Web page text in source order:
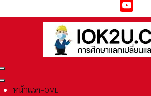
Twitter
YouTube
หน้าแรกHOME